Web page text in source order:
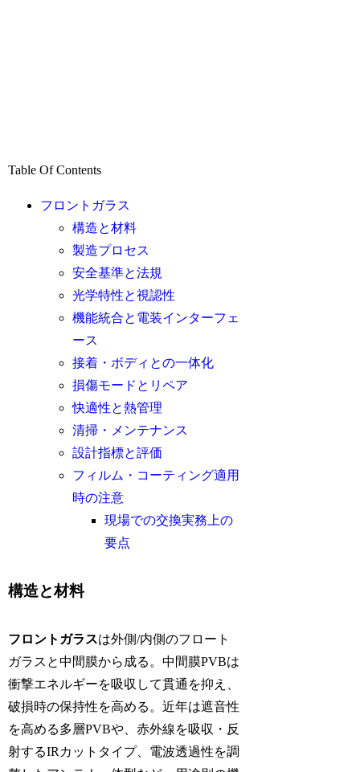
Table Of Contents
フロントガラス
構造と材料
製造プロセス
安全基準と法規
光学特性と視認性
機能統合と電装インターフェ
ース
接着・ボディとの一体化
損傷モードとリペア
快適性と熱管理
清掃・メンテナンス
設計指標と評価
フィルム・コーティング適用
時の注意
現場での交換実務上の
要点
構造と材料
フロントガラスは外側/内側のフロート
ガラスと中間膜から成る。中間膜PVBは
衝撃エネルギーを吸収して貫通を抑え、
破損時の保持性を高める。近年は遮音性
を高める多層PVBや、赤外線を吸収・反
射するIRカットタイプ、電波透過性を調